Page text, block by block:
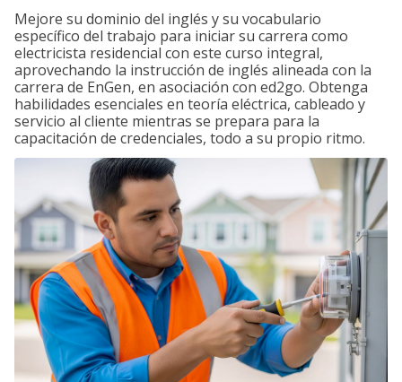
Mejore su dominio del inglés y su vocabulario
específico del trabajo para iniciar su carrera como
electricista residencial con este curso integral,
aprovechando la instrucción de inglés alineada con la
carrera de EnGen, en asociación con ed2go. Obtenga
habilidades esenciales en teoría eléctrica, cableado y
servicio al cliente mientras se prepara para la
capacitación de credenciales, todo a su propio ritmo.